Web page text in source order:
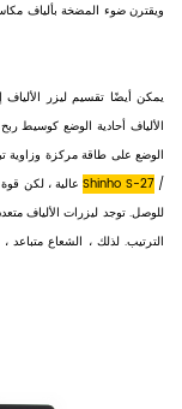
ويقترن ضوء المضخة بألياف
يمكن أيضًا تقسيم ليزر الألياف
الألياف أحادية الوضع كوسيط
الوضع على طاقة مركزة وزاوية
عالية ، لكن قوة الليزر أحادي الوضع تقل بشكل عام عن 2 كيلو وات. يمكنك استخدامShinho S-27/
الترتيب. لذلك ، الشعاع متباعد